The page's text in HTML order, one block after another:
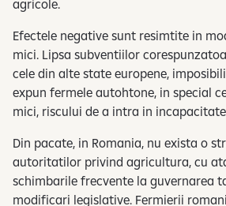
agricole.
Efectele negative sunt resimtite in
mici. Lipsa subventiilor
cele din alte state europene,
expun fermele autohtone, in special
mici, riscului de a intra in
Din pacate, in Romania, nu exista o
autoritatilor privind agricultura, cu
schimbarile frecvente la guvernarea
modificari legislative. Fermierii